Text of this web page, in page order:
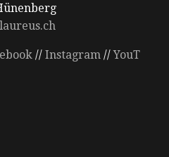
// Instagram //YouT